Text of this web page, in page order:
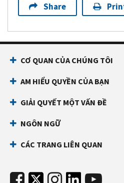
Share
CƠ QUAN CỦA CHÚNG TÔI
AM HIỂU QUYỀN CỦA BẠN
GIẢI QUYẾT MỘT VẤN ĐỀ
NGÔN NGỮ
CÁC TRANG LIÊN QUAN